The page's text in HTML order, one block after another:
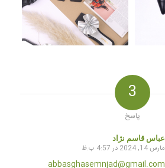
3
پاسخ
عباس قاسم نژاد
گفته:
مارس 14, 2024 در 4:57 ب.ظ
abbasghasemnjad@gmail.com